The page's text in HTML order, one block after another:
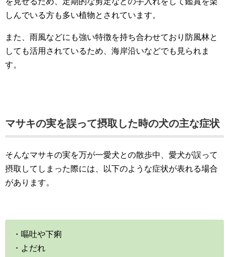
しんでいる方も多い植物とされています。
また、雨風などにも強い特徴を持ち合わせており防風林と
しても活用されているため、海岸沿いなどでも見られま
す。
マサキの実を誤って摂取した時の犬の主な症状
そんなマサキの実を万が一愛犬との散歩中、愛犬が誤って
摂取してしまった際には、以下のような症状が表れる場合
があります。
・嘔吐や下痢
・よだれ